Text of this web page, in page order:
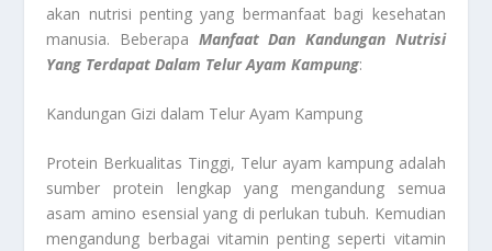
akan nutrisi penting yang bermanfaat bagi kesehatan
manusia. Beberapa Manfaat Dan Kandungan Nutrisi
Yang Terdapat Dalam Telur Ayam Kampung:
Kandungan Gizi dalam Telur Ayam Kampung
Protein Berkualitas Tinggi, Telur ayam kampung adalah
sumber protein lengkap yang mengandung semua
asam amino esensial yang di perlukan tubuh. Kemudian
mengandung berbagai vitamin penting seperti vitamin